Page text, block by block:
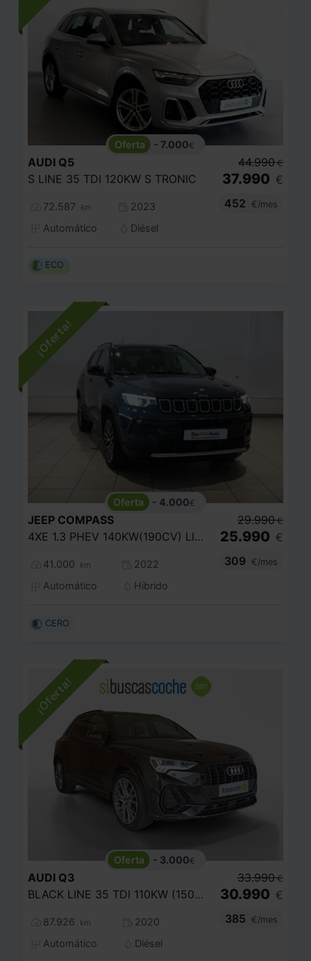
- 7.000€
AUDI Q5
S LINE 35 TDI 120KW S TRONIC
72.587 km
2023
Automático
Diésel
44.990 €
37.990 €
452
€/mes
ECO
- 4.000€
JEEP COMPASS
4XE 1.3 PHEV 140KW(190CV) LIMITED AT AWD
41.000 km
2022
Automático
Híbrido
29.990 €
25.990 €
309
€/mes
CERO
- 3.000€
AUDI Q3
BLACK LINE 35 TDI 110KW (150CV) S TRONIC
87.926 km
2020
Automático
Diésel
33.990 €
30.990 €
385
€/mes